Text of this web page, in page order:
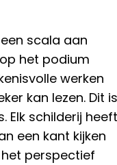
scala aan
het podium
werken
kan lezen. Dit is
Elk schilderij heeft
een kant kijken
perspectief